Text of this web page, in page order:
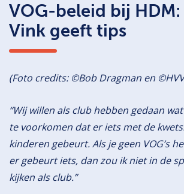
VOG-beleid bij HDM:
Vink geeft tips
(Foto credits: ©Bob Dragman en
“Wij willen als club hebben gedaan
te voorkomen dat er iets met de
kinderen gebeurt. Als je geen VOG’s
er gebeurt iets, dan zou ik niet in de
kijken als club.”